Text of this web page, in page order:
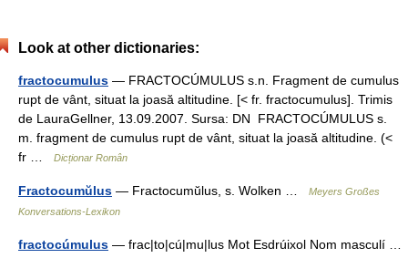
Look at other dictionaries:
fractocumulus — FRACTOCÚMULUS s.n. Fragment de cumulus
rupt de vânt, situat la joasă altitudine. [< fr. fractocumulus]. Trimis
de LauraGellner, 13.09.2007. Sursa: DN FRACTOCÚMULUS s.
m. fragment de cumulus rupt de vânt, situat la joasă altitudine. (<
fr …
Dicționar Român
Fractocumŭlus — Fractocumŭlus, s. Wolken …
Meyers Großes
Konversations-Lexikon
fractocúmulus — frac|to|cú|mu|lus Mot Esdrúixol Nom masculí …